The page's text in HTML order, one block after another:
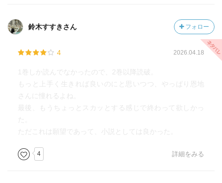
鈴木すすきさん フォロー
4 2026.04.18
1巻しか読んでなかったので、2巻以降読破。
もっと上手く生きれば良いのにと思いつつ、やっぱり恩地
さんに憧れるよね。
最後、もうちょっとスカッとする感じで終わって欲しかっ
た。
ただこれは願望であって、小説としては良かった。
4 詳細をみる